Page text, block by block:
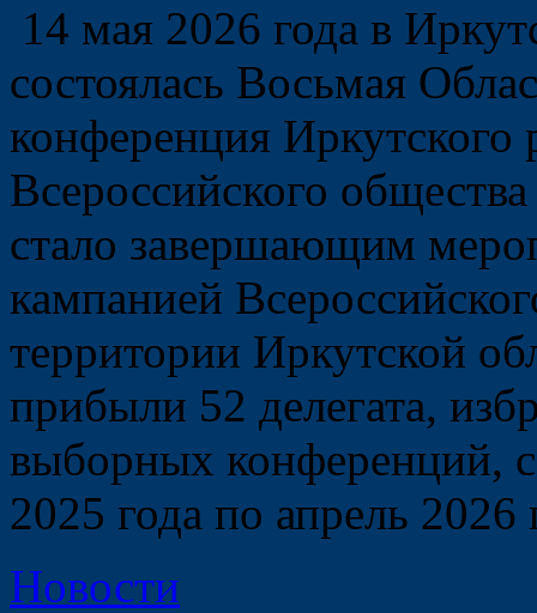
14 мая 2026 года в
состоялась Восьмая
конференция Иркутского
Всероссийского
стало завершающим
кампанией
территории Иркутской
прибыли 52 делегата,
выборных конференций,
2025 года по апрель 2026
Новости